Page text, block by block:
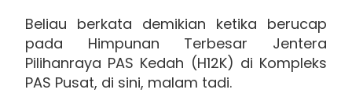
Beliau berkata demikian ketika berucap
pada Himpunan Terbesar Jentera
Pilihanraya PAS Kedah (H12K) di Kompleks
PAS Pusat, di sini, malam tadi.